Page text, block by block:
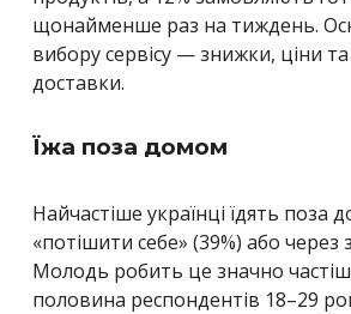
щонайменше раз на тиждень.
вибору сервісу — знижки, ціни
доставки.
Їжа поза домом
Найчастіше українці їдять поза
«потішити себе» (39%) або через
Молодь робить це значно
половина респондентів 18–29